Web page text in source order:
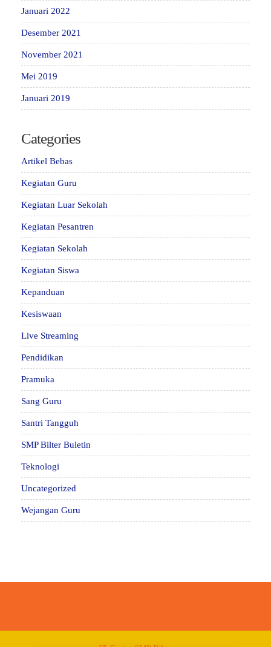
Januari 2022
Desember 2021
November 2021
Mei 2019
Januari 2019
Categories
Artikel Bebas
Kegiatan Guru
Kegiatan Luar Sekolah
Kegiatan Pesantren
Kegiatan Sekolah
Kegiatan Siswa
Kepanduan
Kesiswaan
Live Streaming
Pendidikan
Pramuka
Sang Guru
Santri Tangguh
SMP Bilter Buletin
Teknologi
Uncategorized
Wejangan Guru